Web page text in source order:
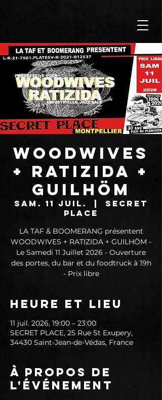
WOODWIVES
+ RATIZIDA +
GUILHÖM
sam. 11 juil.
SECRET
PLACE
LA TAF & BOOMERANG présentent
WOODWIVES + RATIZIDA + GUILHÖM -
Le Samedi 11 Juillet 2026 - Ouverture
des portes, du bar et du foodtruck à 19h
- Prix libre
Heure et lieu
11 juil. 2026, 19:00 – 23:00
SECRET PLACE, 25 Rue St Exupery,
34430 Saint-Jean-de-Védas, France
À propos de
l'événement